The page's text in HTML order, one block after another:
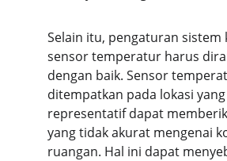
Selain itu, pengaturan sistem
sensor temperatur harus
dengan baik. Sensor
ditempatkan pada lokasi
representatif dapat
yang tidak akurat mengenai
ruangan. Hal ini dapat